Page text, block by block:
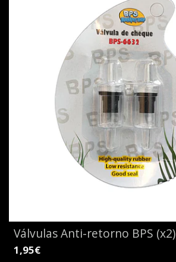
Válvulas Anti-retorno BPS (x2)
1,95€